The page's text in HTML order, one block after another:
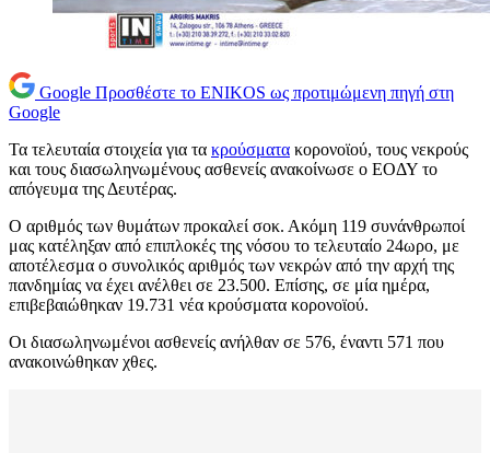
Google Προσθέστε το ENIKOS ως προτιμώμενη πηγή στη
Google
Τα τελευταία στοιχεία για τα κρούσματα κορονοϊού, τους νεκρούς
και τους διασωληνωμένους ασθενείς ανακοίνωσε ο ΕΟΔΥ το
απόγευμα της Δευτέρας.
Ο αριθμός των θυμάτων προκαλεί σοκ. Ακόμη 119 συνάνθρωποί
μας κατέληξαν από επιπλοκές της νόσου το τελευταίο 24ωρο, με
αποτέλεσμα ο συνολικός αριθμός των νεκρών από την αρχή της
πανδημίας να έχει ανέλθει σε 23.500. Επίσης, σε μία ημέρα,
επιβεβαιώθηκαν 19.731 νέα κρούσματα κορονοϊού.
Οι διασωληνωμένοι ασθενείς ανήλθαν σε 576, έναντι 571 που
ανακοινώθηκαν χθες.